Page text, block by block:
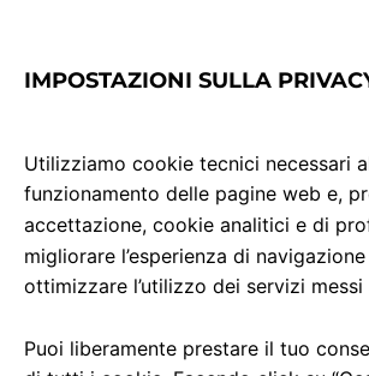
viaggio su trasporto effettuato con
discriminazione e l’assistenza nei
reclami e le regole generali per
250 km (che comprendono anche i
sulla cittadinanza, in termini di
con disabilità e a mobilità ridotta
prima e durante il viaggio
sono fornite in formati accessibili a
vettori e a disposizione di tutti i
IMPOSTAZIONI SULLA
Utilizziamo cookie tecnici necessari
funzionamento delle pagine web e,
accettazione, cookie analitici e di
migliorare l’esperienza di
ottimizzare l’utilizzo dei servizi
Puoi liberamente prestare il tuo